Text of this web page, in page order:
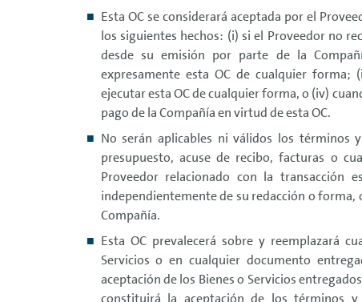
Esta OC se considerará aceptada por el
los siguientes hechos: (i) si el Proveedor no
desde su emisión por parte de la
expresamente esta OC de cualquier forma;
ejecutar esta OC de cualquier forma, o (iv)
pago de la Compañía en virtud de esta OC.
No serán aplicables ni válidos los términos
presupuesto, acuse de recibo, facturas o
Proveedor relacionado con la transacción
independientemente de su redacción o forma,
Compañía.
Esta OC prevalecerá sobre y reemplazará
Servicios o en cualquier documento
aceptación de los Bienes o Servicios
constituirá la aceptación de los términos y